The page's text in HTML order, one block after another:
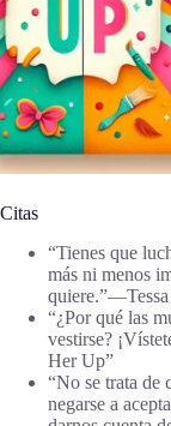
Citas
“Tienes que
más ni menos
“¿Por qué las
vestirse?
Her Up”
“No se trata de
negarse a